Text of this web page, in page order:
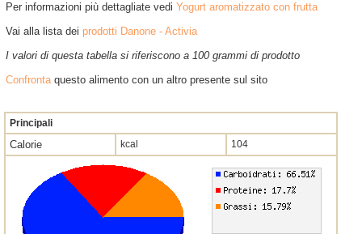
Per informazioni più dettagliate vedi Yogurt aromatizzato con frutta
Vai alla lista dei prodotti Danone - Activia
I valori di questa tabella si riferiscono a 100 grammi di prodotto
Confrontaquesto alimento con un altro presente sul sito
Principali
Calorie kcal 104